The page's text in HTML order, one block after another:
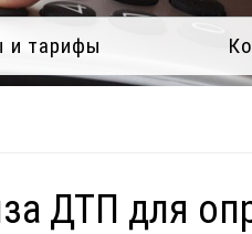
и тарифы
ДТП для